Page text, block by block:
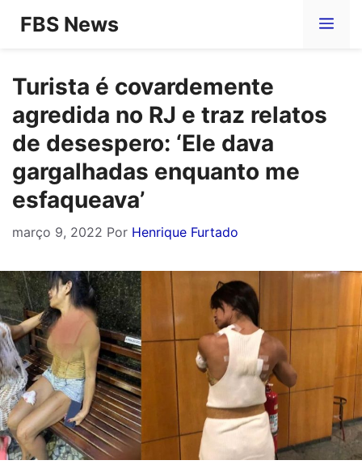
Pular
conteúdo
FBS News
Turista é covardemente
agredida no RJ e traz relatos
de desespero: ‘Ele dava
gargalhadas enquanto me
esfaqueava’
março 9, 2022 Por Henrique Furtado